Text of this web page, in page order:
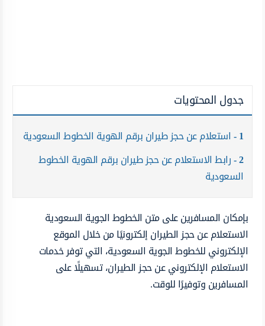
جدول المحتويات
1 استعلام عن حجز طيران برقم الهوية الخطوط السعودية
2 رابط الاستعلام عن حجز طيران برقم الهوية الخطوط
السعودية
بإمكان المسافرين على متن الخطوط الجوية السعودية
الاستعلام عن حجز الطيران إلكترونيًا من خلال الموقع
الإلكتروني للخطوط الجوية السعودية، التي توفر خدمات
الاستعلام الإلكتروني عن حجز الطيران، تسهيلًا على
المسافرين وتوفيرًا للوقت.